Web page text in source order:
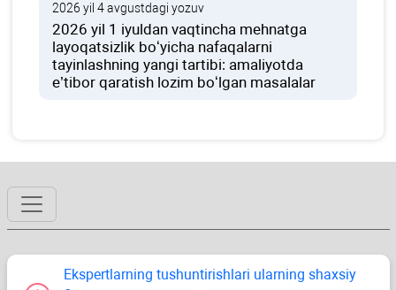
2026 yil 4 avgustdagi yozuv
2026 yil 1 iyuldan vaqtincha mehnatga
layoqatsizlik boʻyicha nafaqalarni
tayinlashning yangi tartibi: amaliyotda
e’tibor qaratish lozim boʻlgan masalalar
Ekspertlarning tushuntirishlari ularning shaхsiy